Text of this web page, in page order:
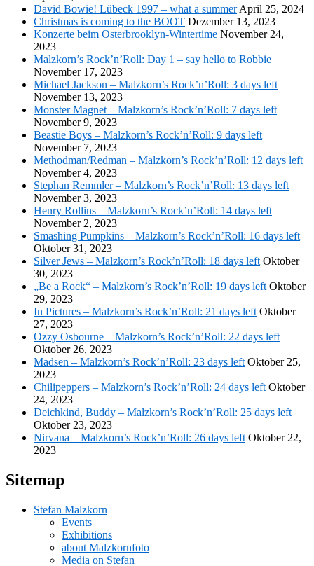
David Bowie! Lübeck 1997 – what a summer April 25, 2024
Christmas is coming to the BOOT Dezember 13, 2023
Konzerte beim Osterbrooklyn-Wintertime November 24,
2023
Malzkorn’s Rock’n’Roll: Day 1 – say hello to Robbie
November 17, 2023
Michael Jackson – Malzkorn’s Rock’n’Roll: 3 days left
November 13, 2023
Monster Magnet – Malzkorn’s Rock’n’Roll: 7 days left
November 9, 2023
Beastie Boys – Malzkorn’s Rock’n’Roll: 9 days left
November 7, 2023
Methodman/Redman – Malzkorn’s Rock’n’Roll: 12 days left
November 4, 2023
Stephan Remmler – Malzkorn’s Rock’n’Roll: 13 days left
November 3, 2023
Henry Rollins – Malzkorn’s Rock’n’Roll: 14 days left
November 2, 2023
Smashing Pumpkins – Malzkorn’s Rock’n’Roll: 16 days left
Oktober 31, 2023
Silver Jews – Malzkorn’s Rock’n’Roll: 18 days left Oktober
30, 2023
„Be a Rock“ – Malzkorn’s Rock’n’Roll: 19 days left Oktober
29, 2023
In Pictures – Malzkorn’s Rock’n’Roll: 21 days left Oktober
27, 2023
Ozzy Osbourne – Malzkorn’s Rock’n’Roll: 22 days left
Oktober 26, 2023
Madsen – Malzkorn’s Rock’n’Roll: 23 days left Oktober 25,
2023
Chilipeppers – Malzkorn’s Rock’n’Roll: 24 days left Oktober
24, 2023
Deichkind, Buddy – Malzkorn’s Rock’n’Roll: 25 days left
Oktober 23, 2023
Nirvana – Malzkorn’s Rock’n’Roll: 26 days left Oktober 22,
2023
Sitemap
Stefan Malzkorn
Events
Exhibitions
about Malzkornfoto
Media on Stefan